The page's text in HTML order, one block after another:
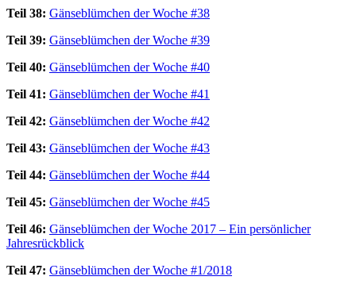
Teil 38: Gänseblümchen der Woche #38
Teil 39: Gänseblümchen der Woche #39
Teil 40: Gänseblümchen der Woche #40
Teil 41: Gänseblümchen der Woche #41
Teil 42: Gänseblümchen der Woche #42
Teil 43: Gänseblümchen der Woche #43
Teil 44: Gänseblümchen der Woche #44
Teil 45: Gänseblümchen der Woche #45
Teil 46: Gänseblümchen der Woche 2017 – Ein persönlicher
Jahresrückblick
Teil 47: Gänseblümchen der Woche #1/2018